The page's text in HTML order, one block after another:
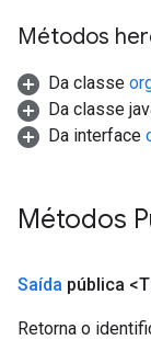
Métodos
Da classe
Da classe
Da interface
Métodos
Saída pública
Retorna o